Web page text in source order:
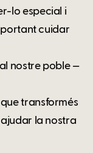
lo especial i
cuidar
nostre poble —
transformés
la nostra